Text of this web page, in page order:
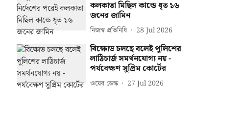
কলকাতা মিছিল কান্ডে ধৃত ১৬
জনের জামিন
নিজস্ব প্রতিনিধি 28 Jul 2026
বিক্ষোভ চলছে বলেই পুলিশের
লাঠিচার্জ সমর্থনযোগ্য নয় -
পর্যবেক্ষণ সুপ্রিম কোর্টের
ওয়েব ডেস্ক 27 Jul 2026